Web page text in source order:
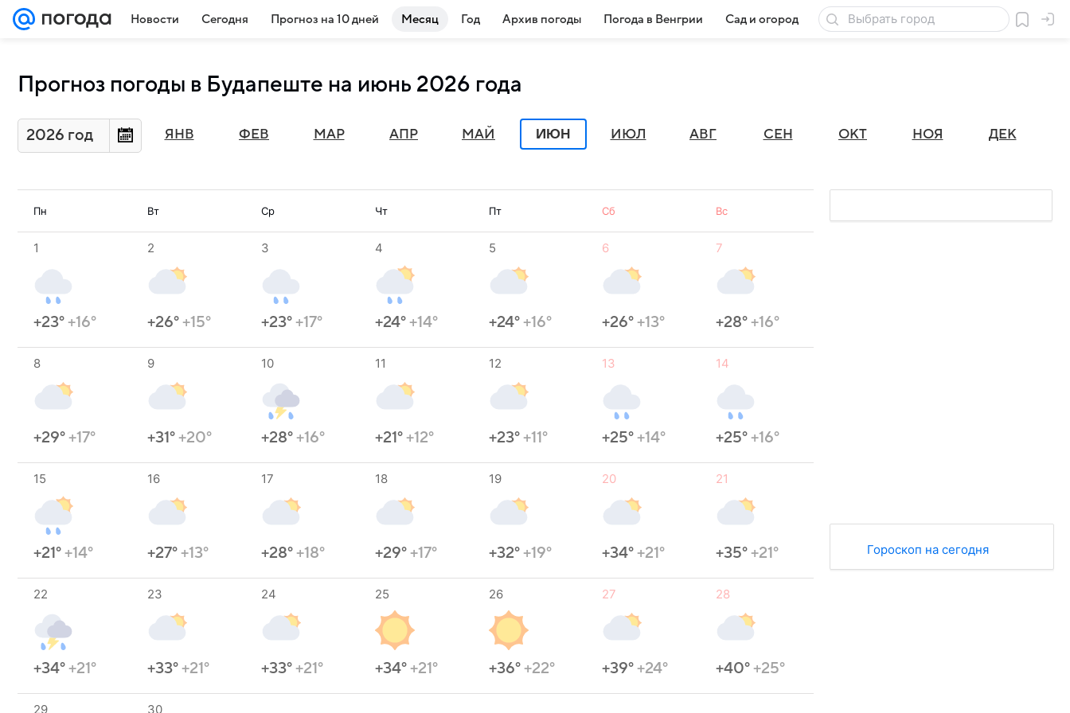
Новости Сегодня Прогноз на 10 дней Месяц Год Архив погоды Погода в Венгрии Сад и огород Товары для дачи
Прогноз погоды в Будапеште на июнь 2026 года
2026 год ЯНВ ФЕВ МАР АПР МАЙ ИЮН ИЮЛ АВГ СЕН ОКТ НОЯ ДЕК
Пн Вт Ср Чт Пт Сб Вс
1
+23°+16°
2
+26°+15°
3
+23°+17°
4
+24°+14°
5
+24°+16°
6
+26°+13°
7
+28°+16°
8
+29°+17°
9
+31°+20°
10
+28°+16°
11
+21°+12°
12
+23°+11°
13
+25°+14°
14
+25°+16°
15
+21°+14°
16
+27°+13°
17
+28°+18°
18
+29°+17°
19
+32°+19°
20
+34°+21°
21
+35°+21°
22
+34°+21°
23
+33°+21°
24
+33°+21°
25
+34°+21°
26
+36°+22°
27
+39°+24°
28
+40°+25°
29 30
Гороскоп на сегодня